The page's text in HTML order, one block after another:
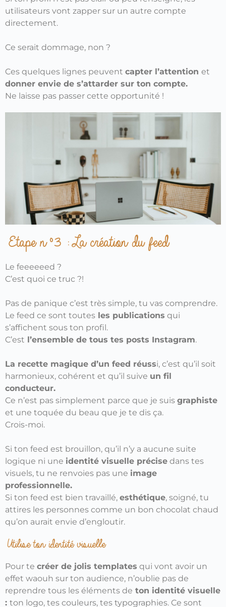
utilisateurs vont zapper sur un autre compte
directement.
Ce serait dommage, non ?
Ces quelques lignes peuvent capter l’attention et
donner envie de s’attarder sur ton compte.
Ne laisse pas passer cette opportunité !
Etape n°3 : La création du feed
Le feeeeeed ?
C’est quoi ce truc ?!
Pas de panique c’est très simple, tu vas comprendre.
Le feed ce sont toutes les publications qui
s’affichent sous ton profil.
C’est l’ensemble de tous tes posts Instagram.
La recette magique d’un feed réussi, c’est qu’il soit
harmonieux, cohérent et qu’il suive un fil
conducteur.
Ce n’est pas simplement parce que je suis graphiste
et une toquée du beau que je te dis ça.
Crois-moi.
Si ton feed est brouillon, qu’il n’y a aucune suite
logique ni une identité visuelle précise dans tes
visuels, tu ne renvoies pas une image
professionnelle.
Si ton feed est bien travaillé, esthétique, soigné, tu
attires les personnes comme un bon chocolat chaud
qu’on aurait envie d’engloutir.
Utilise ton identité visuelle
Pour te créer de jolis templates qui vont avoir un
effet waouh sur ton audience, n’oublie pas de
reprendre tous les éléments de ton identité visuelle
: ton logo, tes couleurs, tes typographies. Ce sont